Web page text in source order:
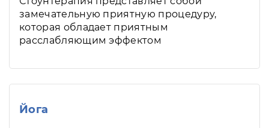
замечательную приятную процедуру,
которая обладает приятным
расслабляющим эффектом
Йога